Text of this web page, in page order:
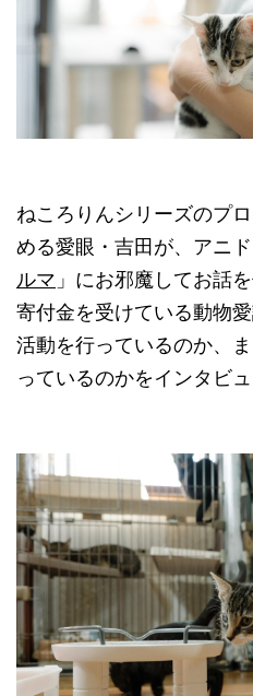
ねころりんシリーズのプ
める愛眼・吉田が、アニ
ルマ 」にお邪魔してお話
寄付金を受けている動物
活動を行っているのか、
っているのかをインタビ